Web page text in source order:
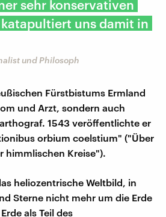
sehr konservativen
uns damit in
und Philosoph
Fürstbistums Ermland
und Arzt, sondern auch
1543 veröffentlichte er
orbium coelstium" ("Über
himmlischen Kreise").
heliozentrische Weltbild, in
Sterne nicht mehr um die Erde
als Teil des